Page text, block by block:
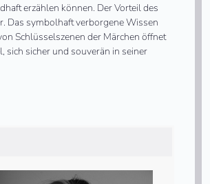
erzählen können. Der Vorteil des
Das symbolhaft verborgene Wissen
Schlüsselszenen der Märchen öffnet
sich sicher und souverän in seiner